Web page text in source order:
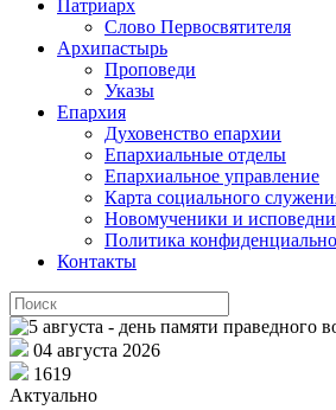
Патриарх
Слово Первосвятителя
Архипастырь
Проповеди
Указы
Епархия
Духовенство епархии
Епархиальные отделы
Епархиальное управление
Карта социального
Новомученики и
Политика
Контакты
04 августа 2026
1619
Актуально